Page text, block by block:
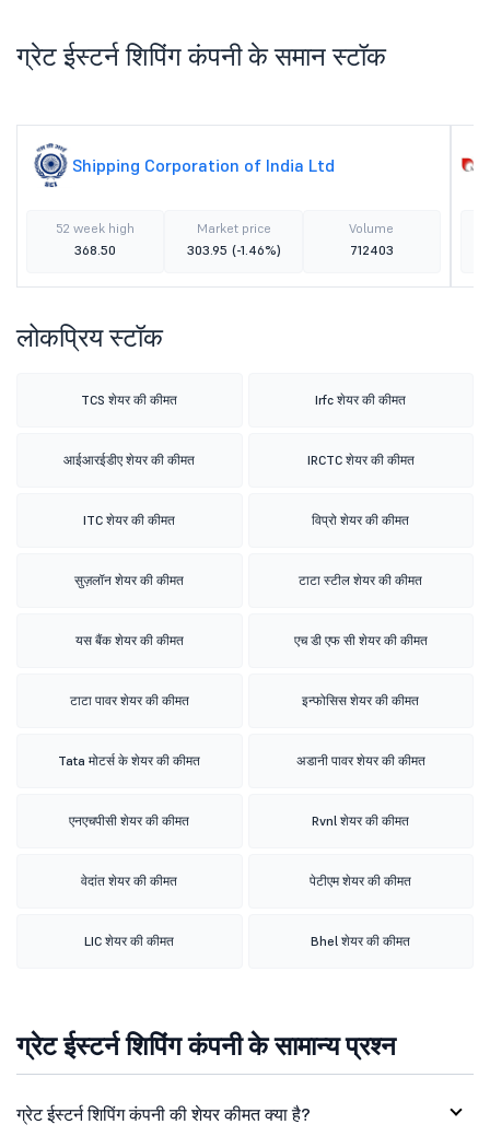
ग्रेट ईस्टर्न शिपिंग कंपनी के समान स्टॉक
Shipping Corporation of India Ltd
52 week high
368.50
Market price
303.95 (-1.46%)
Volume
712403
लोकप्रिय स्टॉक
TCS शेयर की कीमत Irfc शेयर की कीमत
आईआरईडीए शेयर की कीमत IRCTC शेयर की कीमत
ITC शेयर की कीमत विप्रो शेयर की कीमत
सुज़लॉन शेयर की कीमत टाटा स्टील शेयर की कीमत
यस बैंक शेयर की कीमत एच डी एफ सी शेयर की कीमत
टाटा पावर शेयर की कीमत इन्फोसिस शेयर की कीमत
Tata मोटर्स के शेयर की कीमत अडानी पावर शेयर की कीमत
एनएचपीसी शेयर की कीमत Rvnl शेयर की कीमत
वेदांत शेयर की कीमत पेटीएम शेयर की कीमत
LIC शेयर की कीमत Bhel शेयर की कीमत
ग्रेट ईस्टर्न शिपिंग कंपनी के सामान्य प्रश्न
ग्रेट ईस्टर्न शिपिंग कंपनी की शेयर कीमत क्या है?